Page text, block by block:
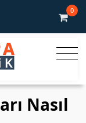
0
Nasıl